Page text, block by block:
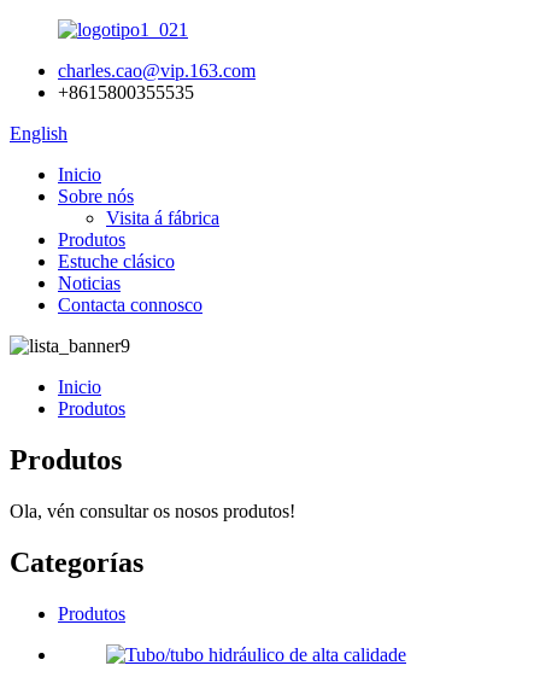
charles.cao@vip.163.com
+8615800355535
English
Inicio
Sobre nós
Visita á fábrica
Produtos
Estuche clásico
Noticias
Contacta connosco
Inicio
Produtos
Produtos
Ola, vén consultar os nosos produtos!
Categorías
Produtos